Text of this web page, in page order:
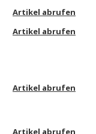
Artikel abrufen
Artikel abrufen
Artikel abrufen